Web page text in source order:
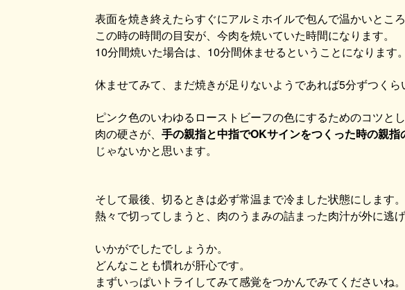
表面を焼き終えたらすぐにアルミホイルで包んで温かいところ
この時の時間の目安が、今肉を焼いていた時間になります。
10分間焼いた場合は、10分間休ませるということになります。
休ませてみて、まだ焼きが足りないようであれば5分ずつくら
ピンク色のいわゆるローストビーフの色にするためのコツとし
肉の硬さが、 手の親指と中指でOKサインをつくった時の親指
じゃないかと思います。
そして最後、切るときは必ず常温まで冷ました状態にします。
熱々で切ってしまうと、肉のうまみの詰まった肉汁が外に逃げ
いかがでしたでしょうか。
どんなことも慣れが肝心です。
まずいっぱいトライしてみて感覚をつかんでみてくださいね。